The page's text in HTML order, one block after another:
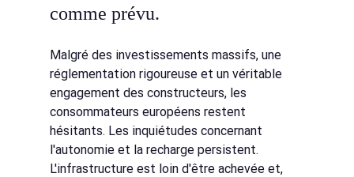
comme prévu.
Malgré des investissements massifs, une
réglementation rigoureuse et un véritable
engagement des constructeurs, les
consommateurs européens restent
hésitants. Les inquiétudes concernant
l'autonomie et la recharge persistent.
L'infrastructure est loin d'être achevée et,